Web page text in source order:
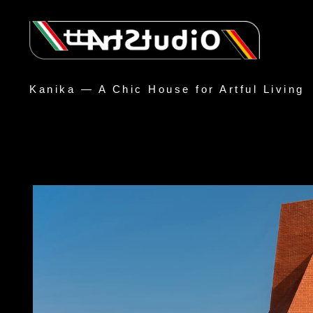
Kanika — A Chic House for Artful Living